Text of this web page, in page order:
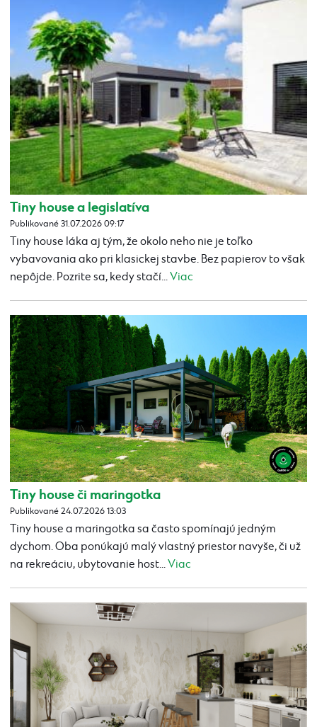
Tiny house a legislatíva
Publikované 31.07.2026 09:17
Tiny house láka aj tým, že okolo neho nie je toľko
vybavovania ako pri klasickej stavbe. Bez papierov to však
nepôjde. Pozrite sa, kedy stačí...Viac
Tiny house či maringotka
Publikované 24.07.2026 13:03
Tiny house a maringotka sa často spomínajú jedným
dychom. Oba ponúkajú malý vlastný priestor navyše, či už
na rekreáciu, ubytovanie host...Viac